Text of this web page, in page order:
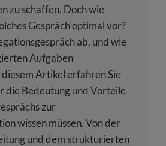
zu schaffen. Doch wie
Gespräch optimal vor?
ab, und wie
Aufgaben
Artikel erfahren Sie
die Bedeutung und Vorteile
zur
wissen müssen. Von der
und dem strukturierten